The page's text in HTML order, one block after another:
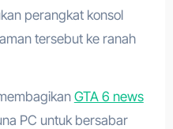
perangkat konsol
tersebut ke ranah
GTA 6 news
PC untuk bersabar